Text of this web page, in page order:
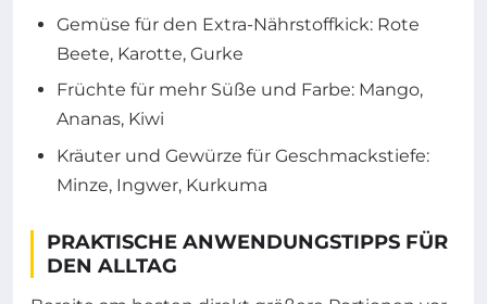
Gemüse für den Extra-Nährstoffkick: Rote
Beete, Karotte, Gurke
Früchte für mehr Süße und Farbe: Mango,
Ananas, Kiwi
Kräuter und Gewürze für Geschmackstiefe:
Minze, Ingwer, Kurkuma
PRAKTISCHE ANWENDUNGSTIPPS FÜR
DEN ALLTAG